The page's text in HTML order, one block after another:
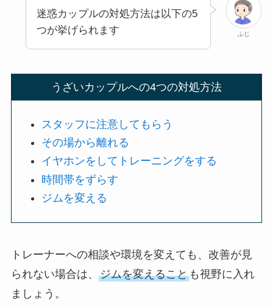
ふじ
迷惑カップルの対処方法は以下の5
つが挙げられます
うざいカップルへの4つの対処方法
スタッフに注意してもらう
その場から離れる
イヤホンをしてトレーニングをする
時間帯をずらす
ジムを変える
トレーナーへの相談や環境を変えても、改善が見
られない場合は、 ジムを変えることも視野に入れ
ましょう。